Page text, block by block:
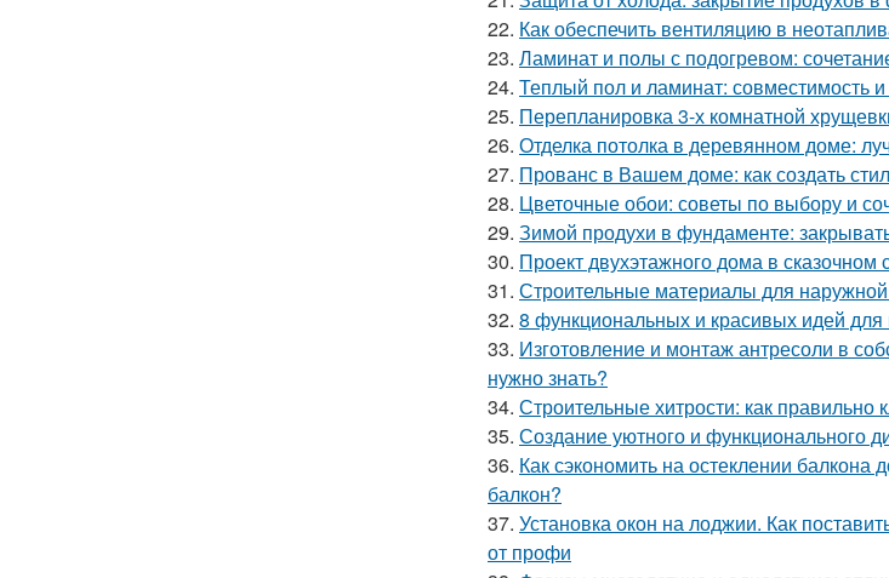
22. Как обеспечить вентиляцию в
23. Ламинат и полы с подогревом:
24. Теплый пол и ламинат: совместимость
25. Перепланировка 3-х комнатной
26. Отделка потолка в деревянном доме:
27. Прованс в Вашем доме: как создать
28. Цветочные обои: советы по выбору и
29. Зимой продухи в фундаменте:
30. Проект двухэтажного дома в сказочном
31. Строительные материалы для
32. 8 функциональных и красивых идей
33. Изготовление и монтаж антресоли в
нужно знать?
34. Строительные хитрости: как правильно
35. Создание уютного и функционального
36. Как сэкономить на остеклении
балкон?
37. Установка окон на лоджии. Как
от профи